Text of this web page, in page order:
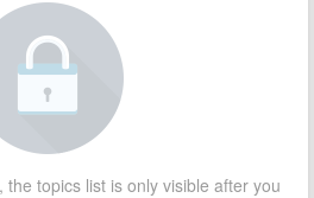
the topics list is only visible after you